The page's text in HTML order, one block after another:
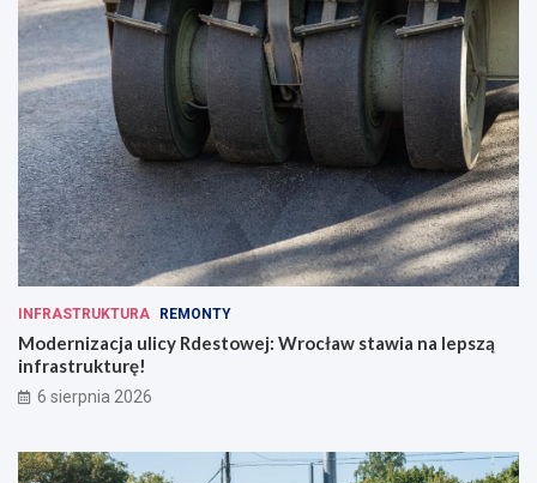
INFRASTRUKTURA REMONTY
Modernizacja ulicy Rdestowej: Wrocław stawia na lepszą
infrastrukturę!
6 sierpnia 2026